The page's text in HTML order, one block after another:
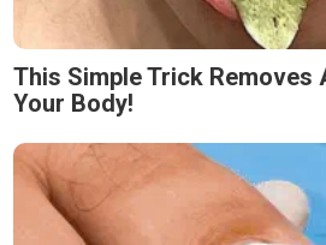
This Simple Trick Removes
Your Body!